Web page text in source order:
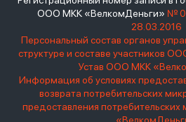
ООО МКК «ВелкомДеньги» №
28.03.2016
Персональный состав органов
структуре и составе участников
Устав ООО МКК
Информация об условиях
возврата потребительских
предоставления